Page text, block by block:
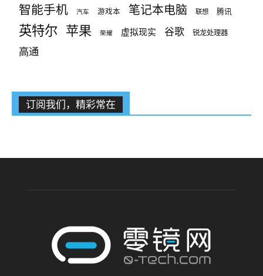
智能手机 汽车 游戏本 笔记本电脑 联想 腾讯
英特尔 苹果 荣耀 虚拟现实 谷歌 锐龙处理器
高通
订阅我们，精彩常在